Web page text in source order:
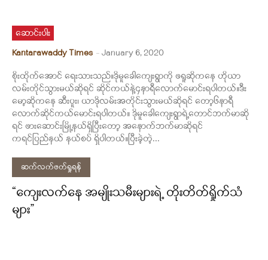
ဆောင်းပါး
Kantarawaddy Times - January 6, 2020
စိုးထိုက်အောင် ရေးသားသည်။ဒိုမူခေါကျေးရွာကို ဖရူဆိုကနေ ဟိုယာ
လမ်းတိုင်သွားမယ်ဆိုရင် ဆိုင်ကယ်နဲ့၄နာရီလောက်မောင်းရပါတယ်။ဒီး
မော့ဆိုကနေ ဆီးပူး၊ ယာဒိုလမ်းအတိုင်းသွားမယ်ဆိုရင် တော့၆နာရီ
လောက်ဆိုင်ကယ်မောင်းရပါတယ်။ ဒိုမူခေါကျေးရွာရဲ့တောင်ဘက်မာဆို
ရင် ဖားဆောင်းမြို့နယ်ရှိပြီးတော့ အနောက်ဘက်မာဆိုရင်
ကရင်ပြည်နယ် နယ်စပ် ရှိပါတယ်။ပြီးခဲ့တဲ့...
ဆက်လက်ဖတ်ရှုရန်
“ကျေးလက်နေ အမျိုးသမီးများရဲ့ တိုးတိတ်ရှိုက်သံ
များ”